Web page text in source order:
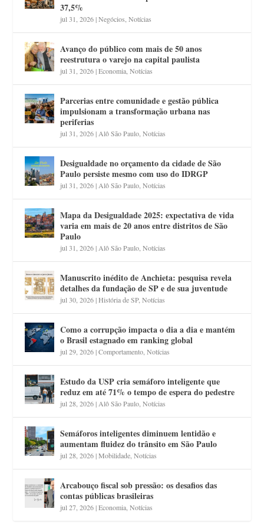
37,5%
jul 31, 2026|Negócios,Notícias
Avanço do público com mais de 50 anos
reestrutura o varejo na capital paulista
jul 31, 2026|Economia,Notícias
Parcerias entre comunidade e gestão pública
impulsionam a transformação urbana nas
periferias
jul 31, 2026|Alô São Paulo,Notícias
Desigualdade no orçamento da cidade de São
Paulo persiste mesmo com uso do IDRGP
jul 31, 2026|Alô São Paulo,Notícias
Mapa da Desigualdade 2025: expectativa de vida
varia em mais de 20 anos entre distritos de São
Paulo
jul 31, 2026|Alô São Paulo,Notícias
Manuscrito inédito de Anchieta: pesquisa revela
detalhes da fundação de SP e de sua juventude
jul 30, 2026|História de SP,Notícias
Como a corrupção impacta o dia a dia e mantém
o Brasil estagnado em ranking global
jul 29, 2026|Comportamento,Notícias
Estudo da USP cria semáforo inteligente que
reduz em até 71% o tempo de espera do pedestre
jul 28, 2026|Alô São Paulo,Notícias
Semáforos inteligentes diminuem lentidão e
aumentam fluidez do trânsito em São Paulo
jul 28, 2026|Mobilidade,Notícias
Arcabouço fiscal sob pressão: os desafios das
contas públicas brasileiras
jul 27, 2026|Economia,Notícias